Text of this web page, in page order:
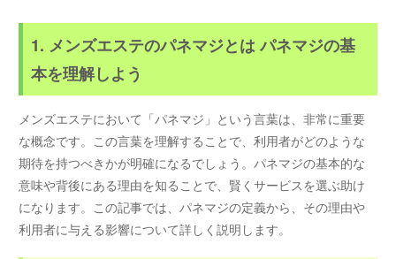
1. メンズエステのパネマジとは パネマジの基
本を理解しよう
メンズエステにおいて「パネマジ」という言葉は、非常に重要
な概念です。この言葉を理解することで、利用者がどのような
期待を持つべきかが明確になるでしょう。パネマジの基本的な
意味や背後にある理由を知ることで、賢くサービスを選ぶ助け
になります。この記事では、パネマジの定義から、その理由や
利用者に与える影響について詳しく説明します。